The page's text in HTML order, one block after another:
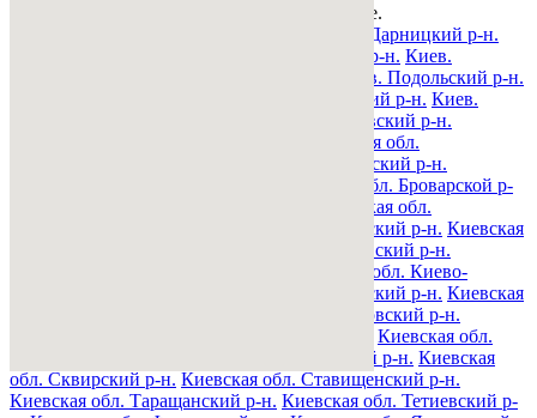
Запрос выполняется. Пожалуйта, подождите.
Киев. Дарницкий р-н.
Киев. Днепровский р-н. Киев.
Киев. Подольский р-н.
Киев. Соломенский р-н. Киев.
Киевская обл. Барышевский р-н.
Киевская обл.
Киевская обл. Бориспольский р-н.
Киевская обл. Броварской р-
Киевская обл.
Киевская обл. Вышгородский р-н. Киевская
Киевская обл. Иванковский р-н.
Киевская обл. Киево-
Киевская обл. Макаровский р-н. Киевская
Киевская обл. Обуховский р-н.
Киевская обл.
Киевская обл. Ракитнянский р-н. Киевская
обл. Сквирский р-н. Киевская обл. Ставищенский р-н.
Киевская обл. Таращанский р-н. Киевская обл. Тетиевский р-